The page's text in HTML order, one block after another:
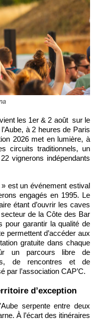
à 2 heures de Paris
2026 met en lumière, à
circuits traditionnels, un
vignerons indépendants
est un événement estival
engagés en 1995. Le
étant d’ouvrir les caves
secteur de la Côte des Bar
pour garantir la qualité de
permettent d’accéder aux
gratuite dans chaque
un parcours libre de
de rencontres et de
par l’association CAP’C.
d’exception
À l’écart des itinéraires